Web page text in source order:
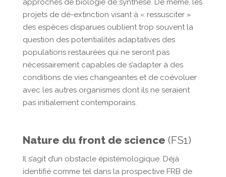
approches de biologie de synthèse. De même, les
projets de dé-extinction visant à « ressusciter »
des espèces disparues oublient trop souvent la
question des potentialités adaptatives des
populations restaurées qui ne seront pas
nécessairement capables de s’adapter à des
conditions de vies changeantes et de coévoluer
avec les autres organismes dont ils ne seraient
pas initialement contemporains.
Nature du front de science (FS1)
Il s’agit d’un obstacle épistémologique. Déjà
identifié comme tel dans la prospective FRB de